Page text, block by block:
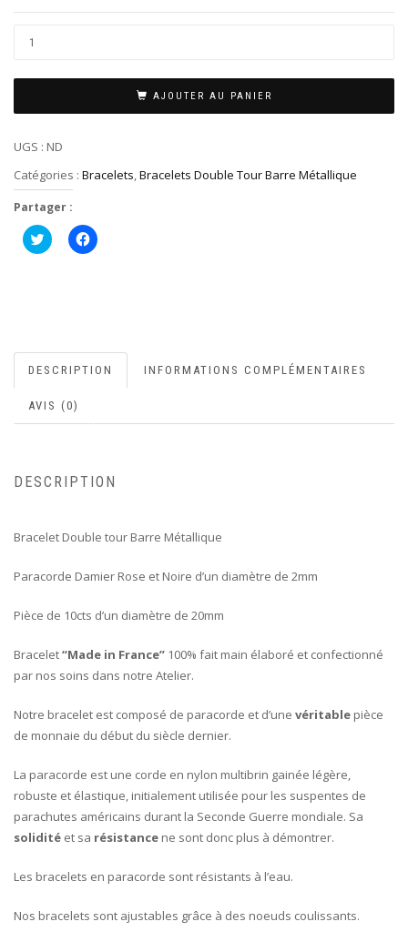
AJOUTER AU PANIER
UGS : ND
Catégories : Bracelets,Bracelets Double Tour Barre Métallique
Partager :
Cliquez
pour
Cliquez
pour
DESCRIPTION INFORMATIONS COMPLÉMENTAIRES
AVIS (0)
DESCRIPTION
Bracelet Double tour Barre Métallique
Paracorde Damier Rose et Noire d’un diamètre de 2mm
Pièce de 10cts d’un diamètre de 20mm
Bracelet“Made in France” 100% fait main élaboré et confectionné
par nos soins dans notre Atelier.
Notre bracelet est composé de paracorde et d’une véritable pièce
de monnaie du début du siècle dernier.
La paracorde est une corde en nylon multibrin gainée légère,
robuste et élastique, initialement utilisée pour les suspentes de
parachutes américains durant la Seconde Guerre mondiale. Sa
solidité et sa résistance ne sont donc plus à démontrer.
Les bracelets en paracorde sont résistants à l’eau.
Nos bracelets sont ajustables grâce à des noeuds coulissants.